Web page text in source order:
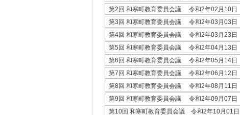
第2回 和寒町教育委員会議 令和2年02月10日
第3回 和寒町教育委員会議 令和2年03月03日
第4回 和寒町教育委員会議 令和2年03月23日
第5回 和寒町教育委員会議 令和2年04月13日
第6回 和寒町教育委員会議 令和2年05月14日
第7回 和寒町教育委員会議 令和2年06月12日
第8回 和寒町教育委員会議 令和2年08月11日
第9回 和寒町教育委員会議 令和2年09月07日
第10回 和寒町教育委員会議 令和2年10月01日